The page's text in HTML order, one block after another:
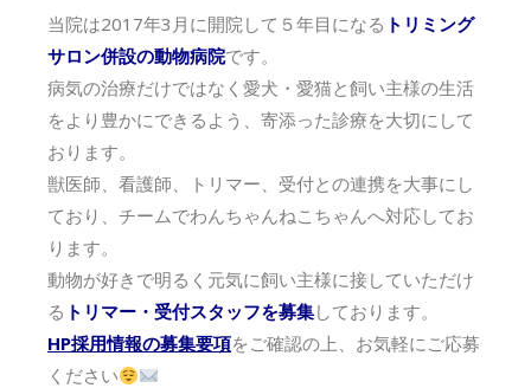
当院は2017年3月に開院して５年目になる トリミング
サロン併設の動物病院です。
病気の治療だけではなく愛犬・愛猫と飼い主様の生活
をより豊かにできるよう、寄添った診療を大切にして
おります。
獣医師、看護師、トリマー、受付との連携を大事にし
ており、チームでわんちゃんねこちゃんへ対応してお
ります。
動物が好きで明るく元気に飼い主様に接していただけ
る トリマー・受付スタッフを募集しております。
HP採用情報の募集要項をご確認の上、お気軽にご応募
ください